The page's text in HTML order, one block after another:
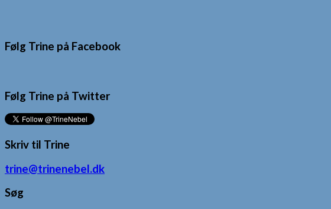
Følg Trine på Facebook
Følg Trine på Twitter
Skriv til Trine
trine@trinenebel.dk
Søg